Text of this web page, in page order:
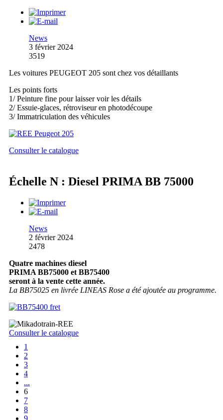
News
3 février 2024
3519
Les voitures PEUGEOT 205 sont chez vos détaillants
Les points forts
1/ Peinture fine pour laisser voir les détails
2/ Essuie-glaces, rétroviseur en photodécoupe
3/ Immatriculation des véhicules
Consulter le catalogue
Échelle N : Diesel PRIMA BB 75000
News
2 février 2024
2478
Quatre machines diesel
PRIMA BB75000 et BB75400
seront à la vente cette année.
La BB75025 en livrée LINEAS Rose a été ajoutée au programme.
Consulter le catalogue
1
2
3
4
...
6
7
8